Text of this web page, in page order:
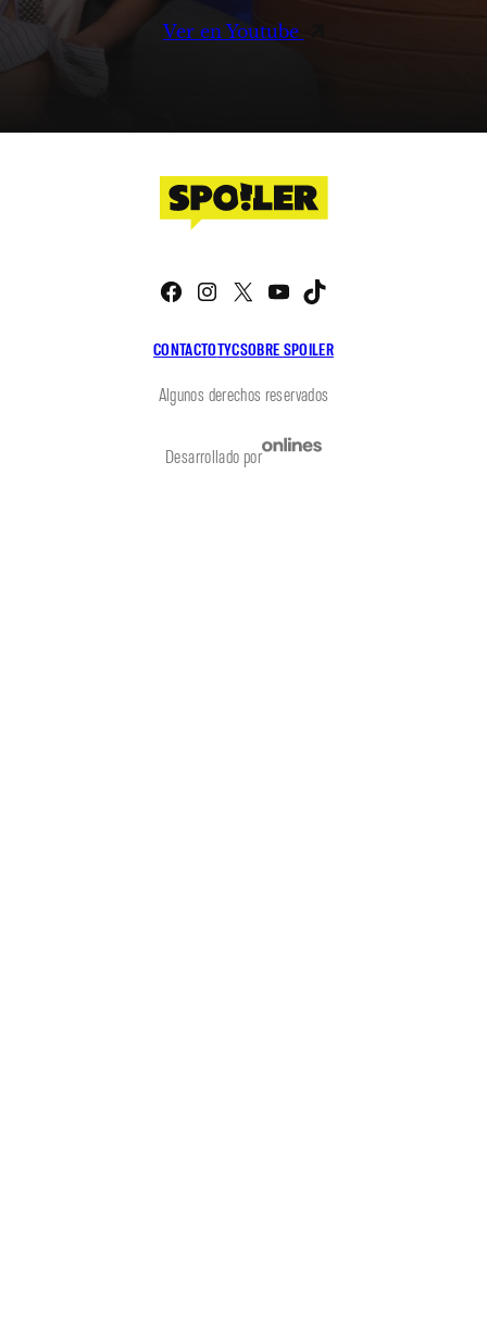
Ver en Youtube
CONTACTOTYCSOBRE SPOILER
Facebook
Instagram
X YouTube
Algunos derechos reservados
Desarrollado por